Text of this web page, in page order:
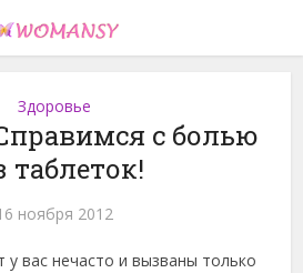
Здоровье
с болью
таблеток!
ноября 2012
у вас нечасто и вызваны только